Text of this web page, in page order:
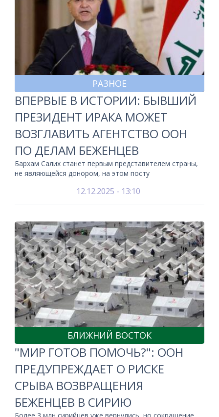
РАЗНОЕ
ВПЕРВЫЕ В ИСТОРИИ: БЫВШИЙ
ПРЕЗИДЕНТ ИРАКА МОЖЕТ
ВОЗГЛАВИТЬ АГЕНТСТВО ООН
ПО ДЕЛАМ БЕЖЕНЦЕВ
Бархам Салих станет первым представителем страны,
не являющейся донором, на этом посту
12.12.2025 - 13:10
БЛИЖНИЙ ВОСТОК
"МИР ГОТОВ ПОМОЧЬ?": ООН
ПРЕДУПРЕЖДАЕТ О РИСКЕ
СРЫВА ВОЗВРАЩЕНИЯ
БЕЖЕНЦЕВ В СИРИЮ